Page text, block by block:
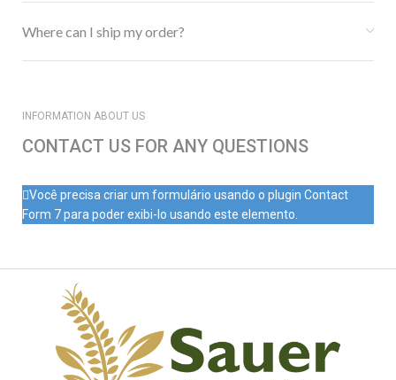
Where can I ship my order?
INFORMATION ABOUT US
CONTACT US FOR ANY QUESTIONS
Você precisa criar um formulário usando o plugin Contact
Form 7 para poder exibi-lo usando este elemento.